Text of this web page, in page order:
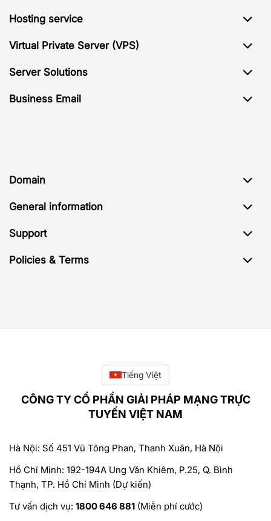
Hosting service
Virtual Private Server (VPS)
Server Solutions
Business Email
Domain
General information
Support
Policies & Terms
Tiếng Việt
CÔNG TY CỔ PHẦN GIẢI PHÁP MẠNG TRỰC
TUYẾN VIỆT NAM
Hà Nội: Số 451 Vũ Tông Phan, Thanh Xuân, Hà Nội
Hồ Chí Minh: 192-194A Ung Văn Khiêm, P.25, Q. Bình
Thạnh, TP. Hồ Chí Minh (Dự kiến)
Tư vấn dịch vụ: 1800 646 881 (Miễn phí cước)